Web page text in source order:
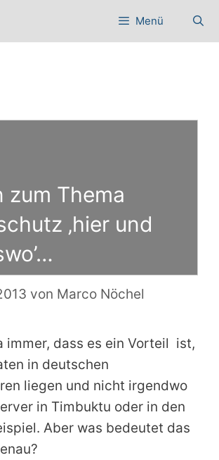
Menü
zum Thema
‚hier und
von Marco Nöchel
immer, dass es ein Vorteil ist,
in deutschen
liegen und nicht irgendwo
in Timbuktu oder in den
Aber was bedeutet das